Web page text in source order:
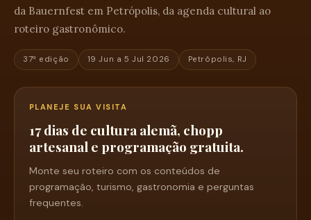
da Bauernfest em Petrópolis, da agenda cultural ao
roteiro gastronômico.
37ª edição 19 Jun a 5 Jul 2026 Petrópolis, RJ
PLANEJE SUA VISITA
17 dias de cultura alemã, chopp
artesanal e programação gratuita.
Monte seu roteiro com os conteúdos de
programação, turismo, gastronomia e perguntas
frequentes.